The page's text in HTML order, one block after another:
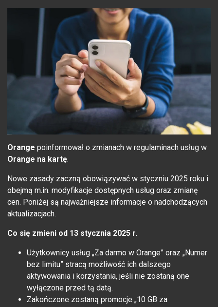
Orange poinformował o zmianach w regulaminach usług w
Orange na kartę.
Nowe zasady zaczną obowiązywać w styczniu 2025 roku i
obejmą m.in. modyfikacje dostępnych usług oraz zmianę
cen. Poniżej są najważniejsze informacje o nadchodzących
aktualizacjach.
Co się zmieni od 13 stycznia 2025 r.
Użytkownicy usług „Za darmo w Orange” oraz „Numer
bez limitu” stracą możliwość ich dalszego
aktywowania i korzystania, jeśli nie zostaną one
wyłączone przed tą datą.
Zakończone zostaną promocje „10 GB za